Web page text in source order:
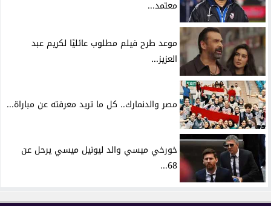
معتمد...
موعد طرح فيلم مطلوب عائليًا لكريم عبد
العزيز...
مصر والدنمارك.. كل ما تريد معرفته عن مباراة...
خورخي ميسي والد ليونيل ميسي يرحل عن
68...